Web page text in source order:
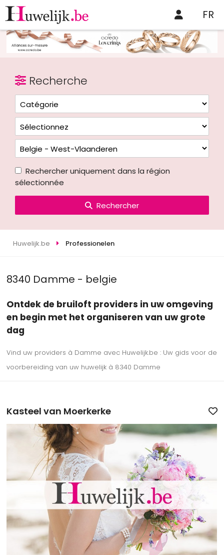
FR
Recherche
Rechercher uniquement dans la région
sélectionnée
Rechercher
Huwelijk.be Professionelen
8340 Damme - belgie
Ontdek de bruiloft providers in uw omgeving
en begin met het organiseren van uw grote
dag
Vind uw providers à Damme avec Huwelijk.be : Uw gids voor de
voorbereiding van uw huwelijk à 8340 Damme
Kasteel van Moerkerke